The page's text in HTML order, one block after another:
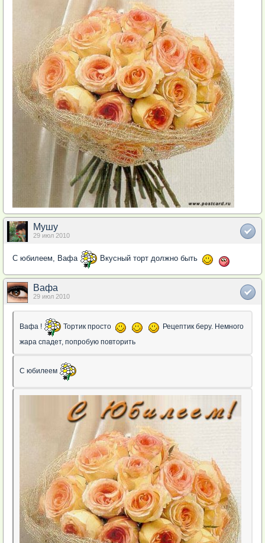
Мушу
29 июл 2010
С юбилеем, Вафа Вкусный торт должно быть
Вафа
29 июл 2010
Вафа ! Тортик просто
Рецептик беру. Немного
жара спадет, попробую повторить
С юбилеем